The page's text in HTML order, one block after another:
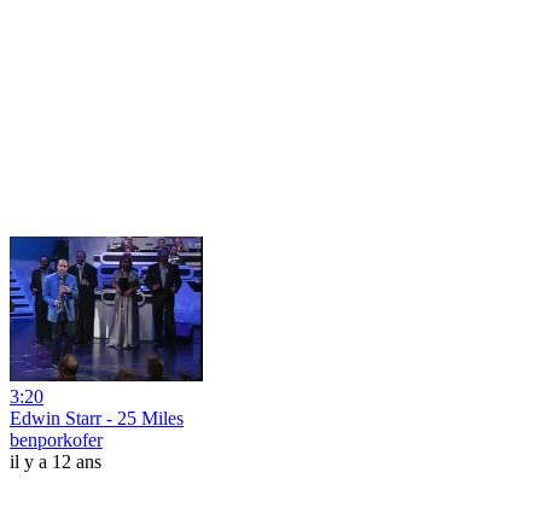
3:20
Edwin Starr - 25 Miles
benporkofer
il y a 12 ans